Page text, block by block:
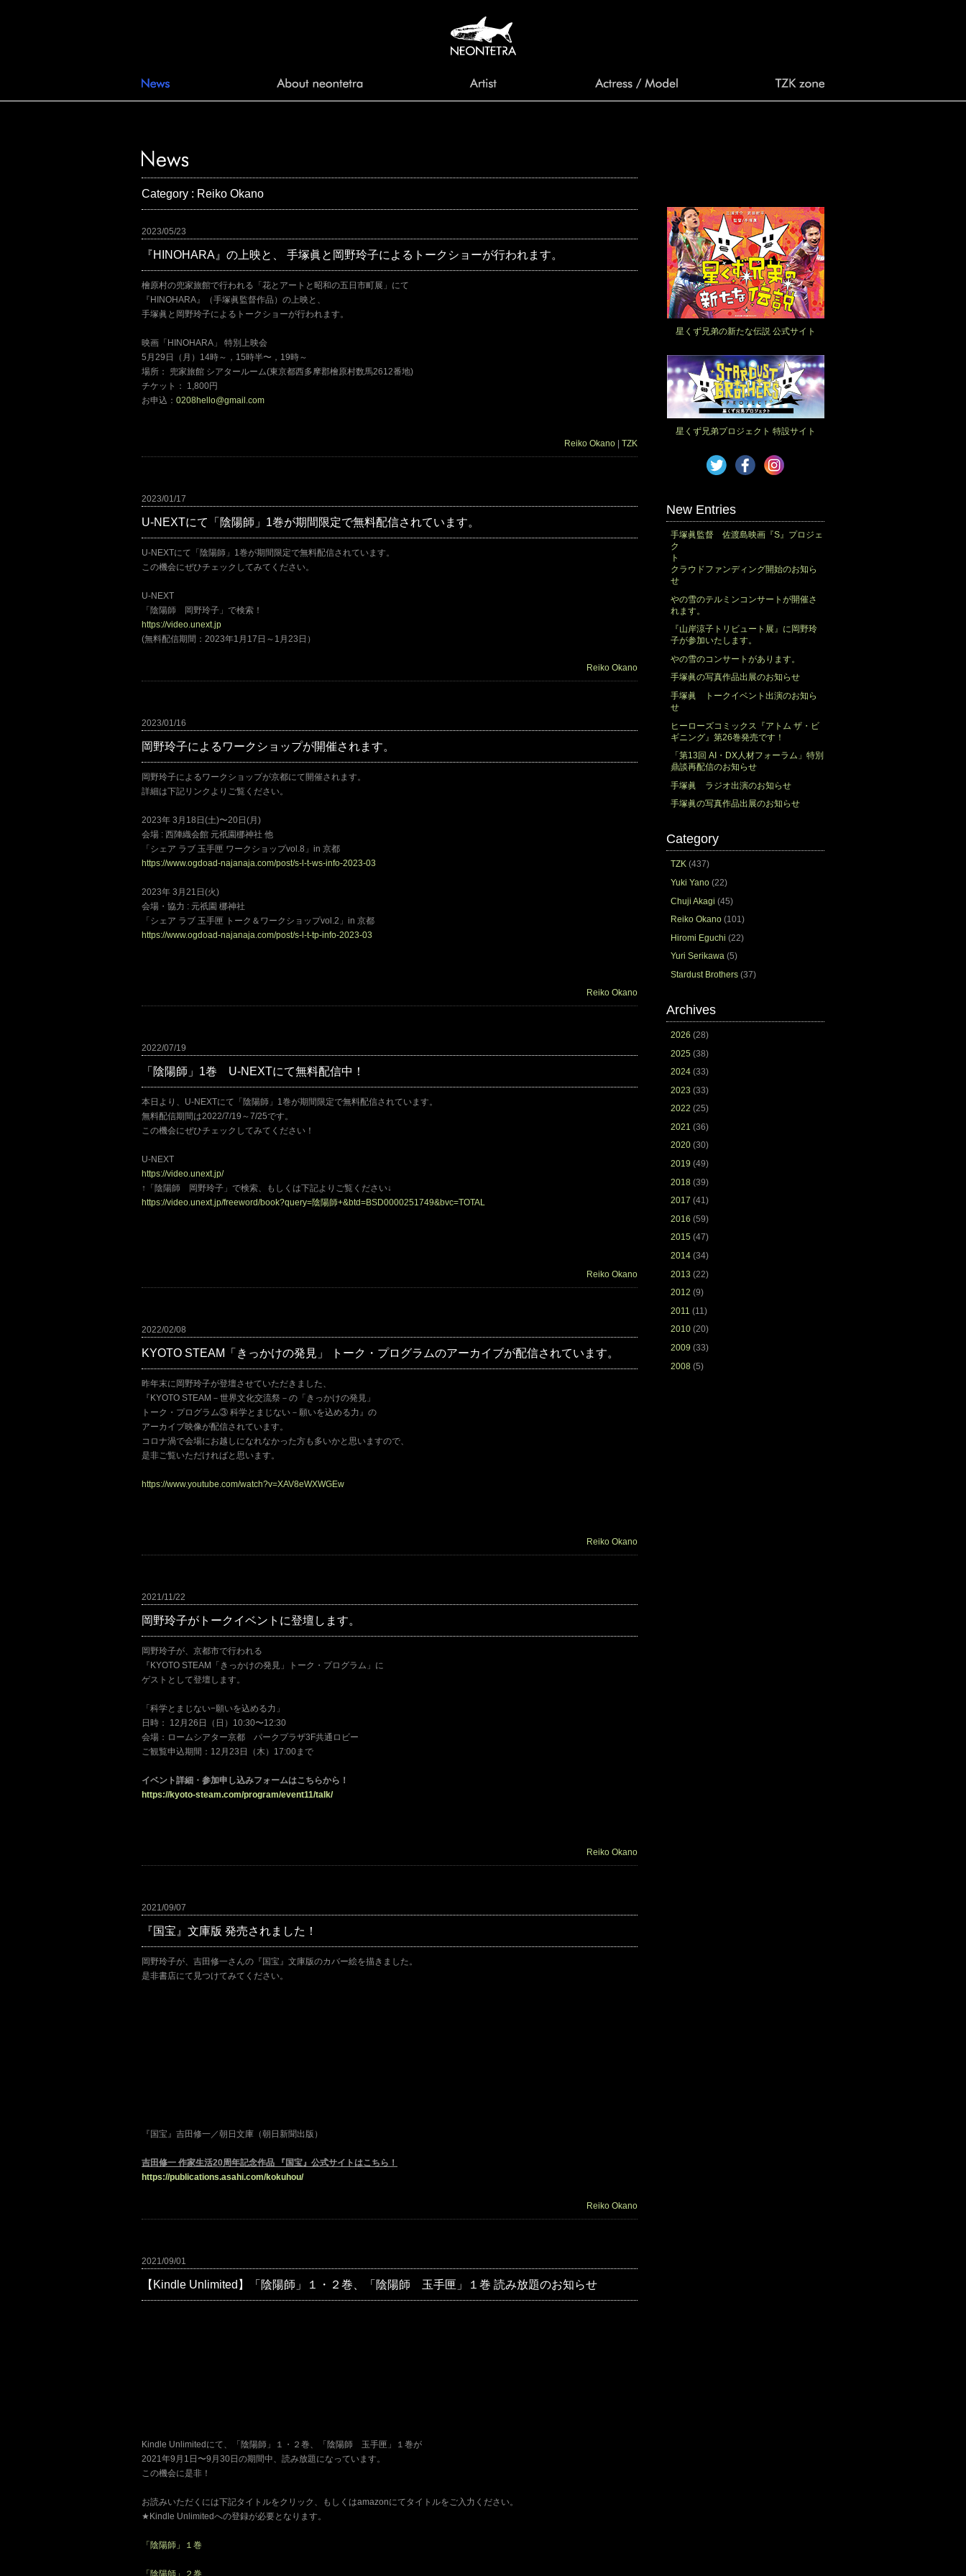
Category : Reiko Okano
2023/05/23
『HINOHARA』の上映と、 手塚眞と岡野玲子によるトークショーが行われます。
檜原村の兜家旅館で行われる「花とアートと昭和の五日市町展」にて
『HINOHARA』（手塚眞監督作品）の上映と、
手塚眞と岡野玲子によるトークショーが行われます。
映画「HINOHARA」 特別上映会
5月29日（月）14時～，15時半〜，19時～
場所： 兜家旅館 シアタールーム(東京都西多摩郡檜原村数馬2612番地)
チケット： 1,800円
お申込： 0208hello@gmail.com
Reiko Okano TZK
2023/01/17
U-NEXTにて「陰陽師」1巻が期間限定で無料配信されています。
U-NEXTにて「陰陽師」1巻が期間限定で無料配信されています。
この機会にぜひチェックしてみてください。
U-NEXT
「陰陽師 岡野玲子」で検索！
https://video.unext.jp
(無料配信期間：2023年1月17日～1月23日）
Reiko Okano
2023/01/16
岡野玲子によるワークショップが開催されます。
岡野玲子によるワークショップが京都にて開催されます。
詳細は下記リンクよりご覧ください。
2023年 3月18日(土)〜20日(月)
会場 : 西陣織会館 元祇園梛神社 他
「シェア ラブ 玉手匣 ワークショップvol.8」in 京都
https://www.ogdoad-najanaja.com/post/s-l-t-ws-info-2023-03
2023年 3月21日(火)
会場・協力 : 元祇園 梛神社
「シェア ラブ 玉手匣 トーク＆ワークショップvol.2」in 京都
https://www.ogdoad-najanaja.com/post/s-l-t-tp-info-2023-03
Reiko Okano
2022/07/19
「陰陽師」1巻 U-NEXTにて無料配信中！
本日より、U-NEXTにて「陰陽師」1巻が期間限定で無料配信されています。
無料配信期間は2022/7/19～7/25です。
この機会にぜひチェックしてみてください！
U-NEXT
https://video.unext.jp/
↑「陰陽師 岡野玲子」で検索、もしくは下記よりご覧ください↓
https://video.unext.jp/freeword/book?query=陰陽師+&btd=BSD0000251749&bvc=TOTAL
Reiko Okano
2022/02/08
KYOTO STEAM「きっかけの発見」 トーク・プログラムのアーカイブが配信されています。
昨年末に岡野玲子が登壇させていただきました、
『KYOTO STEAM－世界文化交流祭－の「きっかけの発見」
トーク・プログラム③ 科学とまじない－願いを込める力』の
アーカイブ映像が配信されています。
コロナ渦で会場にお越しになれなかった方も多いかと思いますので、
是非ご覧いただければと思います。
https://www.youtube.com/watch?v=XAV8eWXWGEw
Reiko Okano
2021/11/22
岡野玲子がトークイベントに登壇します。
岡野玲子が、京都市で行われる
『KYOTO STEAM「きっかけの発見」トーク・プログラム」に
ゲストとして登壇します。
「科学とまじない−願いを込める⼒」
日時： 12⽉26⽇（⽇）10:30〜12:30
会場：ロームシアター京都 パークプラザ3F共通ロビー
ご観覧申込期間：12月23日（木）17:00まで
イベント詳細・参加申し込みフォームはこちらから！
https://kyoto-steam.com/program/event11/talk/
Reiko Okano
2021/09/07
『国宝』文庫版 発売されました！
岡野玲子が、吉田修一さんの『国宝』文庫版のカバー絵を描きました。
是非書店にて見つけてみてください。
『国宝』吉田修一／朝日文庫（朝日新聞出版）
吉田修一 作家生活20周年記念作品 『国宝』公式サイトはこちら！
https://publications.asahi.com/kokuhou/
Reiko Okano
2021/09/01
【Kindle Unlimited】「陰陽師」１・２巻、「陰陽師 玉手匣」１巻 読み放題のお知らせ
Kindle Unlimitedにて、「陰陽師」１・２巻、「陰陽師 玉手匣」１巻が
2021年9月1日〜9月30日の期間中、読み放題になっています。
この機会に是非！
お読みいただくには下記タイトルをクリック、もしくはamazonにてタイトルをご入力ください。
★Kindle Unlimitedへの登録が必要となります。
「陰陽師」１巻
「陰陽師」２巻
星くず兄弟の新たな伝説 公式サイト
星くず兄弟プロジェクト 特設サイト
New Entries
手塚眞監督 佐渡島映画『S』プロジェ
ク
ト
クラウドファンディング開始のお知ら
せ
やの雪のテルミンコンサートが開催さ
れます。
『山岸涼子トリビュート展』に岡野玲
子が参加いたします。
やの雪のコンサートがあります。
手塚眞の写真作品出展のお知らせ
手塚眞 トークイベント出演のお知ら
せ
ヒーローズコミックス『アトム ザ・ビ
ギニング』第26巻発売です！
「第13回 AI・DX人材フォーラム」特別
鼎談再配信のお知らせ
手塚眞 ラジオ出演のお知らせ
手塚眞の写真作品出展のお知らせ
Category
TZK (437)
Yuki Yano (22)
Chuji Akagi (45)
Reiko Okano (101)
Hiromi Eguchi (22)
Yuri Serikawa (5)
Stardust Brothers (37)
Archives
2026 (28)
2025 (38)
2024 (33)
2023 (33)
2022 (25)
2021 (36)
2020 (30)
2019 (49)
2018 (39)
2017 (41)
2016 (59)
2015 (47)
2014 (34)
2013 (22)
2012 (9)
2011 (11)
2010 (20)
2009 (33)
2008 (5)